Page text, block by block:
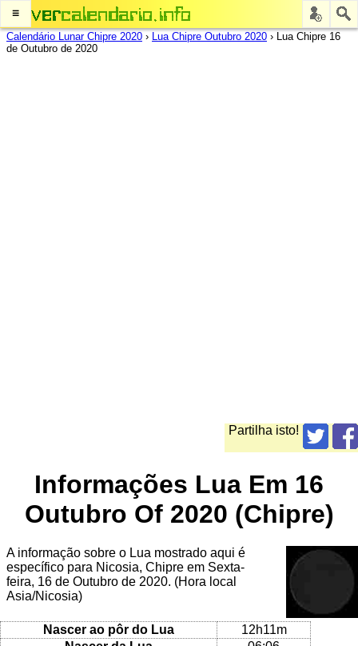
≡
Calendário Lunar Chipre 2020 › Lua Chipre Outubro 2020 › Lua Chipre 16
de Outubro de 2020
Partilha isto!
Informações Lua Em 16
Outubro Of 2020 (Chipre)
A informação sobre o Lua mostrado aqui é
específico para Nicosia, Chipre em Sexta-
feira, 16 de Outubro de 2020. (Hora local
Asia/Nicosia)
Nascer ao pôr do Lua
12h11m